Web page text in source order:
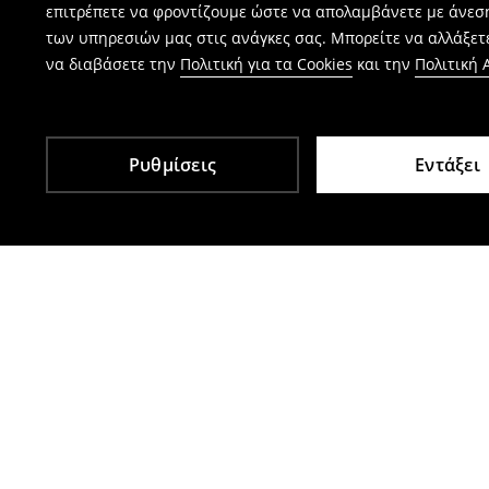
επιτρέπετε να φροντίζουμε ώστε να απολαμβάνετε με
των υπηρεσιών μας στις ανάγκες σας. Μπορείτε να
να διαβάσετε την Πολιτική για τα Cookies και την Πολιτική
Ρυθμίσεις Εντάξει